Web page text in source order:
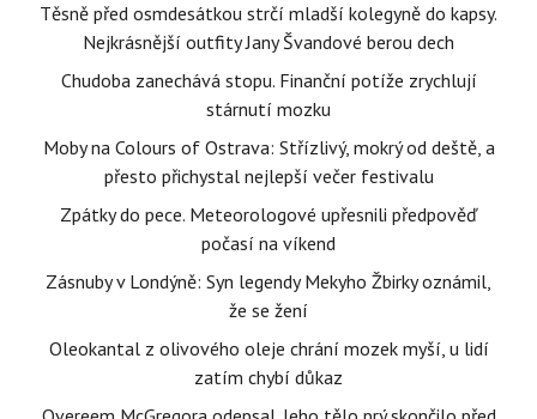
Těsně před osmdesátkou strčí mladší kolegyně do kapsy.
Nejkrásnější outfity Jany Švandové berou dech
Chudoba zanechává stopu. Finanční potíže zrychlují
stárnutí mozku
Moby na Colours of Ostrava: Střízlivý, mokrý od deště, a
přesto přichystal nejlepší večer festivalu
Zpátky do pece. Meteorologové upřesnili předpověď
počasí na víkend
Zásnuby v Londýně: Syn legendy Mekyho Žbirky oznámil,
že se žení
Oleokantal z olivového oleje chrání mozek myší, u lidí
zatím chybí důkaz